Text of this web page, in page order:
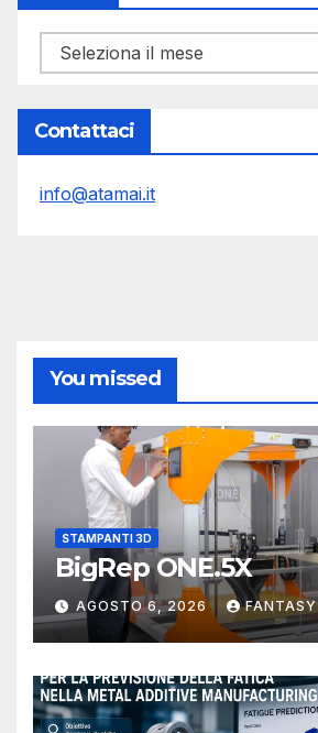
Archivi
Contattaci
info@atamai.it
You missed
STAMPANTI 3D
BigRep ONE.5X
AGOSTO 6, 2026 FANTASY